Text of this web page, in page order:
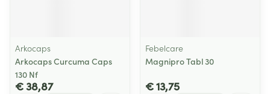
Arkocaps
Arkocaps Curcuma Caps
130 Nf
€ 38,87
Febelcare
Magnipro Tabl 30
€ 13,75